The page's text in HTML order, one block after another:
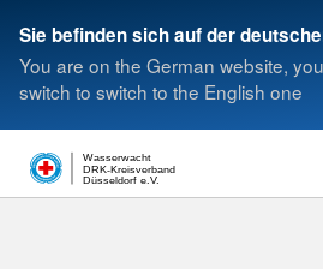
Sie befinden sich auf der
You are on the German website,
switch to switch to the English one
Düsseldorf e.V.
DRK-Kreisverband
Wasserwacht